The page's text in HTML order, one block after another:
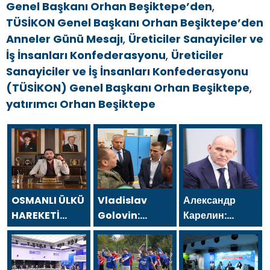
Genel Başkanı Orhan Beşiktepe’den,
TÜSİKON Genel Başkanı Orhan Beşiktepe’den
Anneler Günü Mesajı, Üreticiler Sanayiciler ve
İş İnsanları Konfederasyonu, Üreticiler
Sanayiciler ve İş İnsanları Konfederasyonu
(TÜSİKON) Genel Başkanı Orhan Beşiktepe,
yatırımcı Orhan Beşiktepe
OSMANLI ÜLKÜ
HAREKETİ
FEDERASYONU
TEŞKİLAT
BAŞKANI
Vladislav
Golovin:
Birleşik
Rusya’nın yeni
Halk
Александр
Карелин:
«Единая
Россия»
делает спорт